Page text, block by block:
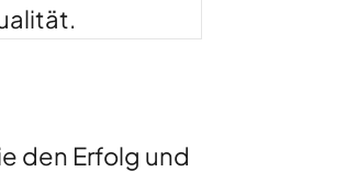
den Erfolg und